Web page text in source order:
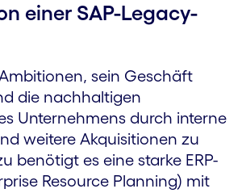
einer SAP-Legacy-
sein Geschäft
die nachhaltigen
Unternehmens durch interne
weitere Akquisitionen zu
benötigt es eine starke ERP-
Resource Planning) mit